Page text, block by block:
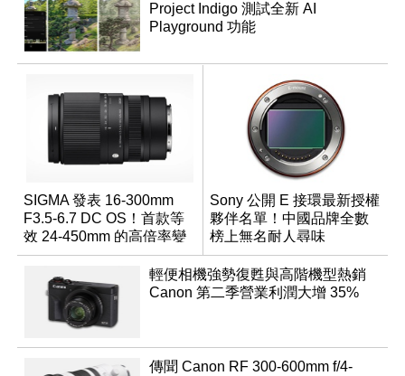
Project Indigo 測試全新 AI
Playground 功能
SIGMA 發表 16-300mm
F3.5-6.7 DC OS！首款等
效 24-450mm 的高倍率變
焦旅遊鏡頭
Sony 公開 E 接環最新授權
夥伴名單！中國品牌全數
榜上無名耐人尋味
輕便相機強勢復甦與高階機型熱銷
Canon 第二季營業利潤大增 35%
傳聞 Canon RF 300-600mm f/4-